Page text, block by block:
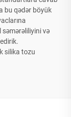
bu qədər böyük
və
silika tozu